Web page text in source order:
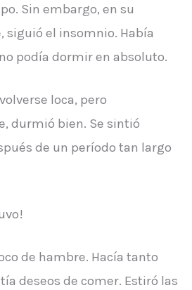
Sin embargo, en su
el insomnio. Había
podía dormir en absoluto.
loca, pero
durmió bien. Se sintió
de un período tan largo
de hambre. Hacía tanto
deseos de comer. Estiró las